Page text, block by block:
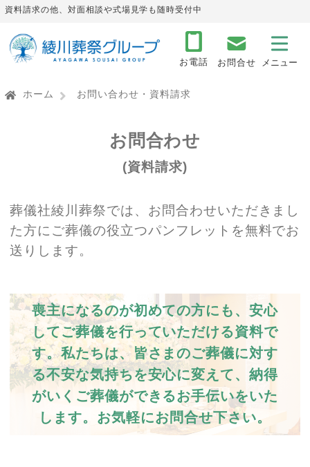
資料請求の他、対面相談や式場見学も随時受付中
お電話 お問合せ
ホーム お問い合わせ・資料請求
お問合わせ
(資料請求)
葬儀社綾川葬祭では、お問合わせいただきまし
た方にご葬儀の役立つパンフレットを無料でお
送りします。
喪主になるのが初めての方にも、安心
してご葬儀を行っていただける資料で
す。私たちは、皆さまのご葬儀に対す
る不安な気持ちを安心に変えて、納得
がいくご葬儀ができるお手伝いをいた
します。お気軽にお問合せ下さい。